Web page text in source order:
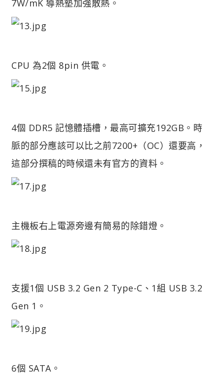
7W/mK 導熱墊加強散熱。
CPU 為2個 8pin 供電。
4個 DDR5 記憶體插槽，最高可擴充192GB。時
脈的部分應該可以比之前7200+（OC） 還要高，
這部分撰稿的時候還未有官方的資料。
主機板右上電源旁邊有簡易的除錯燈。
支援1個 USB 3.2 Gen 2 Type-C、1組 USB 3.2
Gen 1。
6個 SATA。